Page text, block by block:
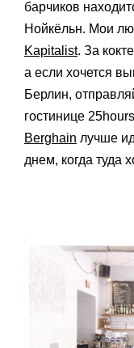
барчиков
Нойкёльн. Мои
Kapitalist. За
а если хочется
Берлин,
гостинице
Berghain лучше
днем, когда туда